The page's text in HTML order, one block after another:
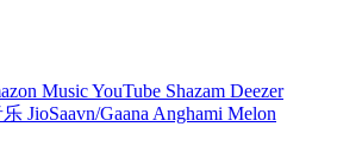
MusicYouTube Shazam Deezer
乐 JioSaavn/Gaana Anghami Melon